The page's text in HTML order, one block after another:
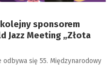
sponsorem
Jazz Meeting „Złota
odbywa się 55. Międzynarodowy